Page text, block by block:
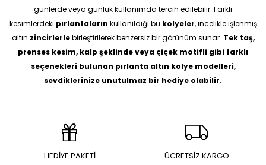
günlerde veya günlük kullanımda tercih edilebilir. Farklı
kesimlerdeki pırlantaların kullanıldığı bu kolyeler, incelikle işlenmiş
altın zincirlerlebirleştirilerek benzersiz bir görünüm sunar. Tek taş,
prenses kesim, kalp şeklinde veya çiçek motifli gibi farklı
seçenekleri bulunan pırlanta altın kolye modelleri,
sevdiklerinize unutulmaz bir hediye olabilir.
HEDİYE PAKETİ ÜCRETSİZ KARGO